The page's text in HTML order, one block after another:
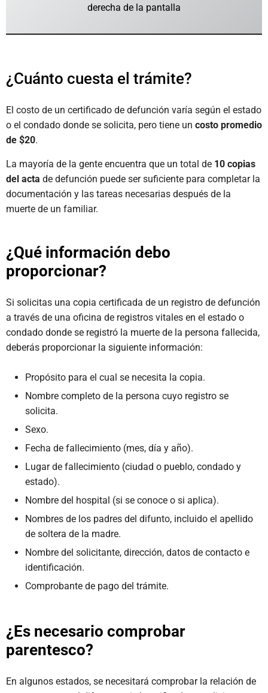
derecha de la pantalla
¿Cuánto cuesta el trámite?
El costo de un certificado de defunción varía según el estado
o el condado donde se solicita, pero tiene un costo promedio
de $20.
La mayoría de la gente encuentra que un total de 10 copias
del acta de defunción puede ser suficiente para completar la
documentación y las tareas necesarias después de la
muerte de un familiar.
¿Qué información debo
proporcionar?
Si solicitas una copia certificada de un registro de defunción
a través de una oficina de registros vitales en el estado o
condado donde se registró la muerte de la persona fallecida,
deberás proporcionar la siguiente información:
Propósito para el cual se necesita la copia.
Nombre completo de la persona cuyo registro se
solicita.
Sexo.
Fecha de fallecimiento (mes, día y año).
Lugar de fallecimiento (ciudad o pueblo, condado y
estado).
Nombre del hospital (si se conoce o si aplica).
Nombres de los padres del difunto, incluido el apellido
de soltera de la madre.
Nombre del solicitante, dirección, datos de contacto e
identificación.
Comprobante de pago del trámite.
¿Es necesario comprobar
parentesco?
En algunos estados, se necesitará comprobar la relación de